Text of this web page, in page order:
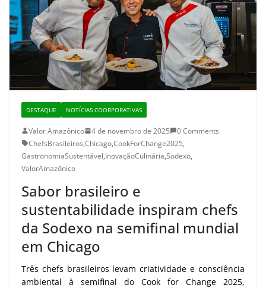
DESTAQUE NOTÍCIAS COORPORATIVAS
Valor Amazônico 4 de novembro de 2025
0 Comments
ChefsBrasileiros,Chicago,CookForChange2025,
GastronomiaSustentável,InovaçãoCulinária,Sodexo,
ValorAmazônico
Sabor brasileiro e
sustentabilidade inspiram chefs
da Sodexo na semifinal mundial
em Chicago
Três chefs brasileiros levam criatividade e consciência
ambiental à semifinal do Cook for Change 2025,